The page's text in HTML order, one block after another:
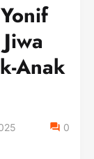
Anak
0